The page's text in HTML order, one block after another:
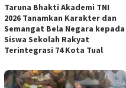
Taruna Bhakti Akademi TNI
2026 Tanamkan Karakter dan
Semangat Bela Negara kepada
Siswa Sekolah Rakyat
Terintegrasi 74 Kota Tual